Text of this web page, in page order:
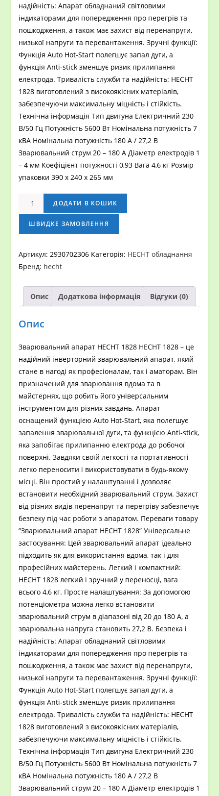
надійність: Апарат обладнаний світловими
індикаторами для попередження про перегрів та
пошкодження, а також має захист від перенапруги,
низької напруги та перевантаження. Зручні функції:
Функція Auto Hot-Start полегшує запал дуги, а
функція Anti-stick зменшує ризик прилипання
електрода. Тривалість служби та надійність: HECHT
1828 виготовлений з високоякісних матеріалів,
забезпечуючи максимальну міцність і стійкість.
Технічна інформація Тип двигуна Електричний 230
В/50 Гц Потужність 5600 Вт Номінальна потужність 7
кВА Номінальна потужність 180 А / 27,2 В
Зварювальний струм 20 – 180 А Діаметр електродів 1
– 4 мм Коефіцієнт потужності 0,93 Вага 4,6 кг Розмір
упаковки 390 x 240 x 265 мм
Зварювальний
HECHT
1828
ДОДАТИ В КОШИК
ШВИДКЕ ЗАМОВЛЕННЯ
Артикул: 2930702306 Категорія: HECHT обладнання
Бренд: hecht
Опис Додаткова інформація Відгуки (0)
Опис
Зварювальний апарат HECHT 1828 HECHT 1828 – це
надійний інверторний зварювальний апарат, який
стане в нагоді як професіоналам, так і аматорам. Він
призначений для зварювання вдома та в
майстернях, що робить його універсальним
інструментом для різних завдань. Апарат
оснащений функцією Auto Hot-Start, яка полегшує
запалення зварювальної дуги, та функцією Anti-stick,
яка запобігає прилипанню електрода до робочої
поверхні. Завдяки своїй легкості та портативності
легко переносити і використовувати в будь-якому
місці. Він простий у налаштуванні і дозволяє
встановити необхідний зварювальний струм. Захист
від різних видів перенапруг та перегріву забезпечує
безпеку під час роботи з апаратом. Переваги товару
”Зварювальний апарат HECHT 1828” Універсальне
застосування: Цей зварювальний апарат ідеально
підходить як для використання вдома, так і для
професійних майстерень. Легкий і компактний:
HECHT 1828 легкий і зручний у переносці, вага
всього 4,6 кг. Просте налаштування: За допомогою
потенціометра можна легко встановити
зварювальний струм в діапазоні від 20 до 180 А, а
зварювальна напруга становить 27,2 В. Безпека і
надійність: Апарат обладнаний світловими
індикаторами для попередження про перегрів та
пошкодження, а також має захист від перенапруги,
низької напруги та перевантаження. Зручні функції:
Функція Auto Hot-Start полегшує запал дуги, а
функція Anti-stick зменшує ризик прилипання
електрода. Тривалість служби та надійність: HECHT
1828 виготовлений з високоякісних матеріалів,
забезпечуючи максимальну міцність і стійкість.
Технічна інформація Тип двигуна Електричний 230
В/50 Гц Потужність 5600 Вт Номінальна потужність 7
кВА Номінальна потужність 180 А / 27,2 В
Зварювальний струм 20 – 180 А Діаметр електродів 1